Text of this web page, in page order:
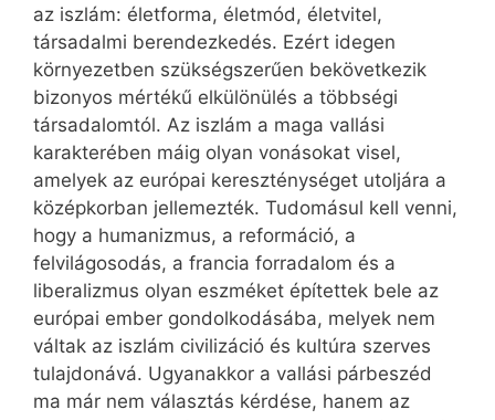
az iszlám: életforma, életmód, életvitel,
társadalmi berendezkedés. Ezért idegen
környezetben szükségszerűen bekövetkezik
bizonyos mértékű elkülönülés a többségi
társadalomtól. Az iszlám a maga vallási
karakterében máig olyan vonásokat visel,
amelyek az európai kereszténységet utoljára a
középkorban jellemezték. Tudomásul kell venni,
hogy a humanizmus, a reformáció, a
felvilágosodás, a francia forradalom és a
liberalizmus olyan eszméket építettek bele az
európai ember gondolkodásába, melyek nem
váltak az iszlám civilizáció és kultúra szerves
tulajdonává. Ugyanakkor a vallási párbeszéd
ma már nem választás kérdése, hanem az